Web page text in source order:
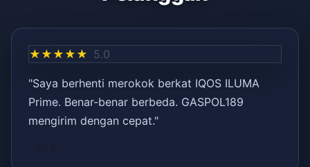
★★★★★ 5.0
"Saya berhenti merokok berkat IQOS ILUMA
Prime. Benar-benar berbeda. GASPOL189
mengirim dengan cepat."